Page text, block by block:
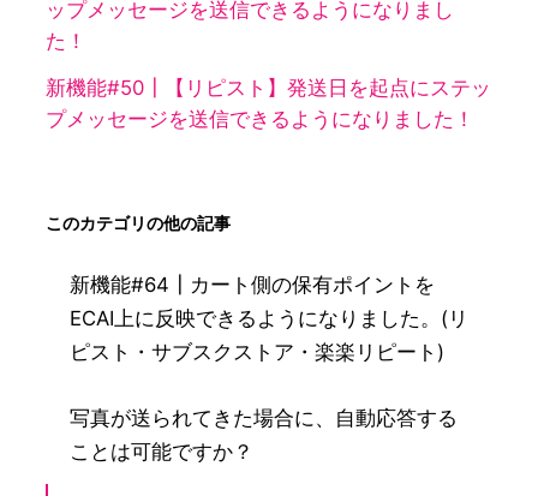
ップメッセージを送信できるようになりまし
た！
新機能#50┃【リピスト】発送日を起点にステッ
プメッセージを送信できるようになりました！
このカテゴリの他の記事
新機能#64┃カート側の保有ポイントを
ECAI上に反映できるようになりました。(リ
ピスト・サブスクストア・楽楽リピート)
写真が送られてきた場合に、自動応答する
ことは可能ですか？